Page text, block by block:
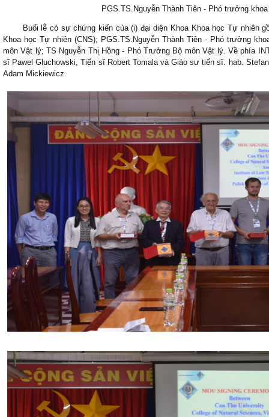
PGS.TS.Nguyễn Thành Tiên - Phó trưởng
Buổi lễ có sự chứng kiến ​​của (i) đại diện Khoa Khoa học Tự nhiên
Khoa học Tự nhiên (CNS); PGS.TS.Nguyễn Thành Tiên - Phó trưởng
môn Vật lý; TS Nguyễn Thị Hồng - Phó Trưởng Bộ môn Vật lý. Về phía
sĩ Pawel Gluchowski, Tiến sĩ Robert Tomala và Giáo sư tiến sĩ. hab.
Adam Mickiewicz.